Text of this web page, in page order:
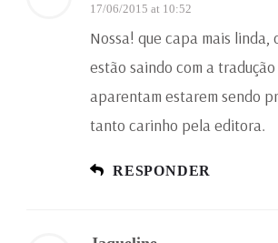
17/06/2015 at 10:52
Nossa! que capa mais linda,
estão saindo com a
aparentam estarem sendo
tanto carinho pela editora.
RESPONDER